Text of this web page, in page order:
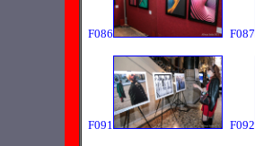
F086 F087
F091 F092